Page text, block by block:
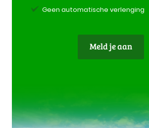
Geen automatische verlenging
Meld je aan